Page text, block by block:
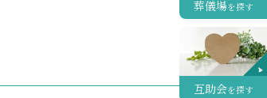
葬儀場を探す
互助会を探す